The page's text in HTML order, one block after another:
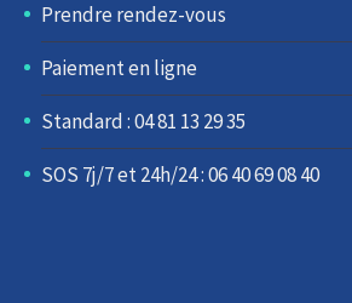
Prendre rendez-vous
Paiement en ligne
Standard : 04 81 13 29 35
SOS 7j/7 et 24h/24 : 06 40 69 08 40